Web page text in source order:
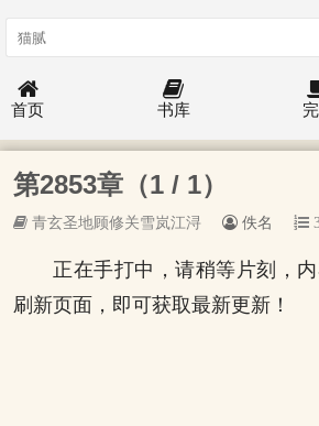
首页 书库
第2853章（1 / 1）
青玄圣地顾修关雪岚江浔 佚名
正在手打中，请稍等片刻，
刷新页面，即可获取最新更新！